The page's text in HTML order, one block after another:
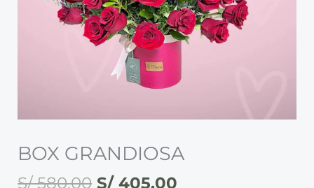
BOX GRANDIOSA
S/580.00 S/405.00